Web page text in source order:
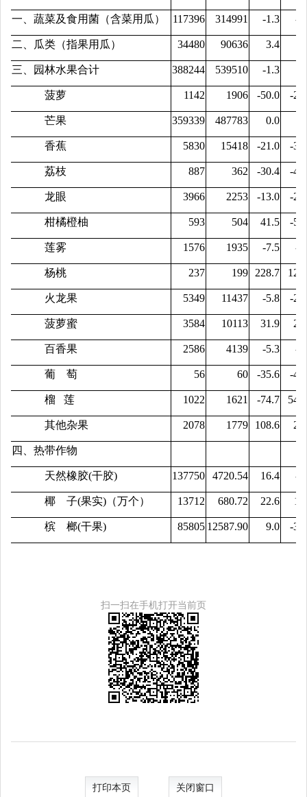
一、蔬菜及食用菌（含菜用瓜） 117396 314991 -1.3 -
二、瓜类（指果用瓜） 34480 90636 3.4
三、园林水果合计 388244 539510 -1.3
菠萝 1142 1906 -50.0 -
芒果 359339 487783 0.0
香蕉 5830 15418 -21.0 -
荔枝 887 362 -30.4 -
龙眼 3966 2253 -13.0 -
柑橘橙柚 593 504 41.5 -
莲雾 1576 1935 -7.5 -
杨桃 237 199 228.7
火龙果 5349 11437 -5.8 -
菠萝蜜 3584 10113 31.9
百香果 2586 4139 -5.3 -
葡 萄 56 60 -35.6 -
榴 莲 1022 1621 -74.7
其他杂果 2078 1779 108.6
四、热带作物
天然橡胶(干胶) 137750 4720.54 16.4 -
椰 子(果实) （万个） 13712 680.72 22.6
槟 榔(干果) 85805 12587.90 9.0 -
扫一扫在手机打开当前页
打印本页 关闭窗口